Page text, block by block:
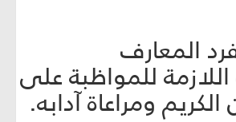
المعارف
اللازمة للمواظبة على
الكريم ومراعاة آدابه.